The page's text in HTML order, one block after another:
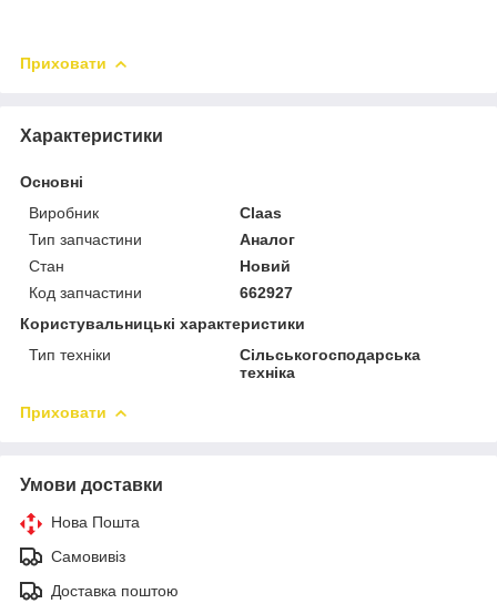
Приховати
Характеристики
Основні
Виробник
Claas
Тип запчастини
Аналог
Стан
Новий
Код запчастини
662927
Користувальницькі характеристики
Тип техніки
Сільськогосподарська
техніка
Приховати
Умови доставки
Нова Пошта
Самовивіз
Доставка поштою